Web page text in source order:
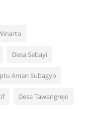
Desa Sebayi
Aman Subagyo
Desa Tawangrejo